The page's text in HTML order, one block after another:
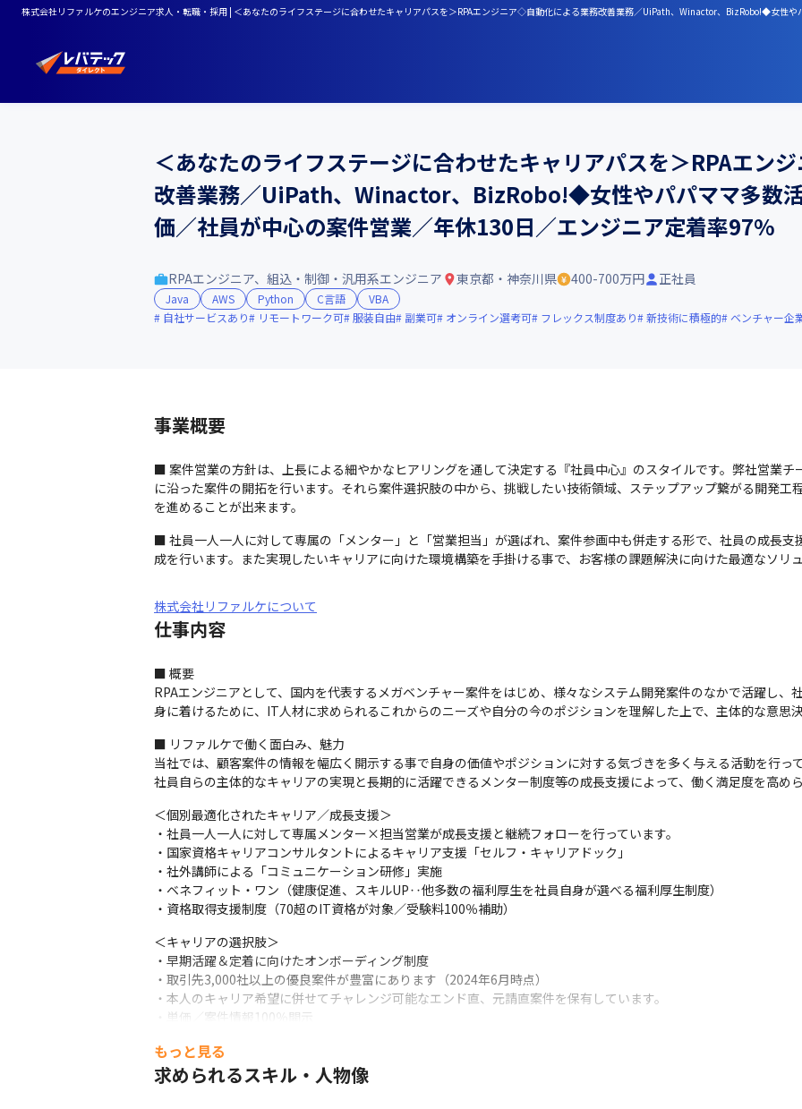
株式会社リファルケのエンジニア求人・転職・採用 | ＜あなたのライフステージに合わせたキャリアパスを＞RPAエンジニア◇自動化による業務改善業務／UiPath、Winactor、BizRobo!◆女性
＜あなたのライフステージに合わせたキャリアパスを＞RPAエン
改善業務／UiPath、Winactor、BizRobo!◆女性やパパママ多数
価／社員が中心の案件営業／年休130日／エンジニア定着率97%
RPAエンジニア、組込・制御・汎用系エンジニア 東京都・神奈川県 400-700万円 正社員
Java AWS Python C言語
VBA
自社サービスあり
リモートワーク可 服装自由 副業可 オンライン選考可 フレックス制度あり 新技術に積極的 ベンチャー企
事業概要
■ 案件営業の方針は、上長による細やかなヒアリングを通して決定する『社員中心』のスタイルです。弊社営業チ
に沿った案件の開拓を行います。それら案件選択肢の中から、挑戦したい技術領域、ステップアップ繋がる開発
を進めることが出来ます。
■ 社員一人一人に対して専属の「メンター」と「営業担当」が選ばれ、案件参画中も併走する形で、社員の成長
成を行います。また実現したいキャリアに向けた環境構築を手掛ける事で、お客様の課題解決に向けた最適なソリ
株式会社リファルケについて
仕事内容
■ 概要
RPAエンジニアとして、国内を代表するメガベンチャー案件をはじめ、様々なシステム開発案件のなかで活躍し、
身に着けるために、IT人材に求められるこれからのニーズや自分の今のポジションを理解した上で、主体的な意思
■ リファルケで働く面白み、魅力
当社では、顧客案件の情報を幅広く開示する事で自身の価値やポジションに対する気づきを多く与える活動を行って
社員自らの主体的なキャリアの実現と長期的に活躍できるメンター制度等の成長支援によって、働く満足度を高め
＜個別最適化されたキャリア／成長支援＞
・社員一人一人に対して専属メンター×担当営業が成長支援と継続フォローを行っています。
・国家資格キャリアコンサルタントによるキャリア支援「セルフ・キャリアドック」
・社外講師による「コミュニケーション研修」実施
・ベネフィット・ワン（健康促進、スキルUP‥他多数の福利厚生を社員自身が選べる福利厚生制度）
・資格取得支援制度（70超のIT資格が対象／受験料100％補助）
＜キャリアの選択肢＞
・早期活躍＆定着に向けたオンボーディング制度
・取引先3,000社以上の優良案件が豊富にあります（2024年6月時点）
・本人のキャリア希望に併せてチャレンジ可能なエンド直、元請直案件を保有しています。
・単価／案件情報100％開示
■ 入社後のキャリア戦略支援
＜入社時・案件参画中＞
もっと見る
求められるスキル・人物像